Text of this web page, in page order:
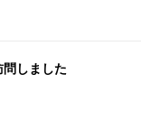
しました